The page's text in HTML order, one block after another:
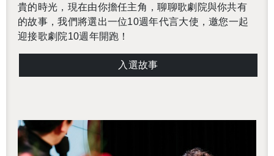
貴的時光，現在由你擔任主角，聊聊歌劇院與你共有
的故事，我們將選出一位10週年代言大使，邀您一起
迎接歌劇院10週年開跑！
入選故事